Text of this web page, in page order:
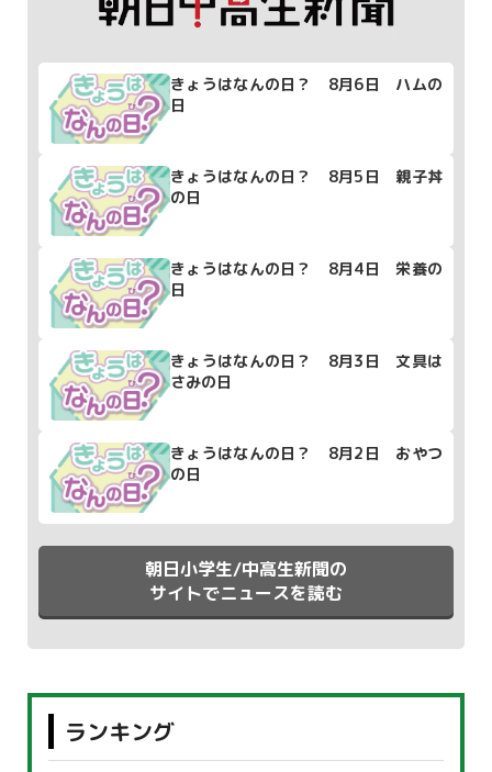
きょうはなんの日？ 8月6日 ハムの
日
きょうはなんの日？ 8月5日 親子丼
の日
きょうはなんの日？ 8月4日 栄養の
日
きょうはなんの日？ 8月3日 文具は
さみの日
きょうはなんの日？ 8月2日 おやつ
の日
朝日小学生/中高生新聞の
サイトでニュースを読む
ランキング